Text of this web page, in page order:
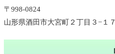
〒998-0824
山形県酒田市大宮町２丁目３−１７